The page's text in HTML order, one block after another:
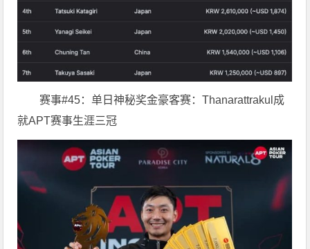
赛事#45：单日神秘奖金豪客赛：Thanarattrakul成
就APT赛事生涯三冠